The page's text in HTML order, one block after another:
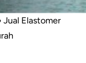
Jual Elastomer